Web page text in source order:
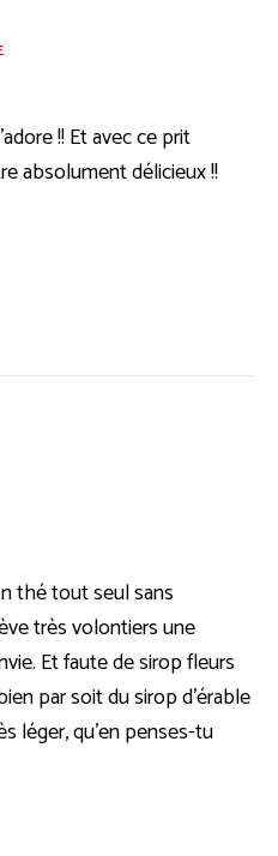
!! Et avec ce prit
absolument délicieux !!
thé tout seul sans
très volontiers une
Et faute de sirop fleurs
par soit du sirop d’érable
léger, qu’en penses-tu